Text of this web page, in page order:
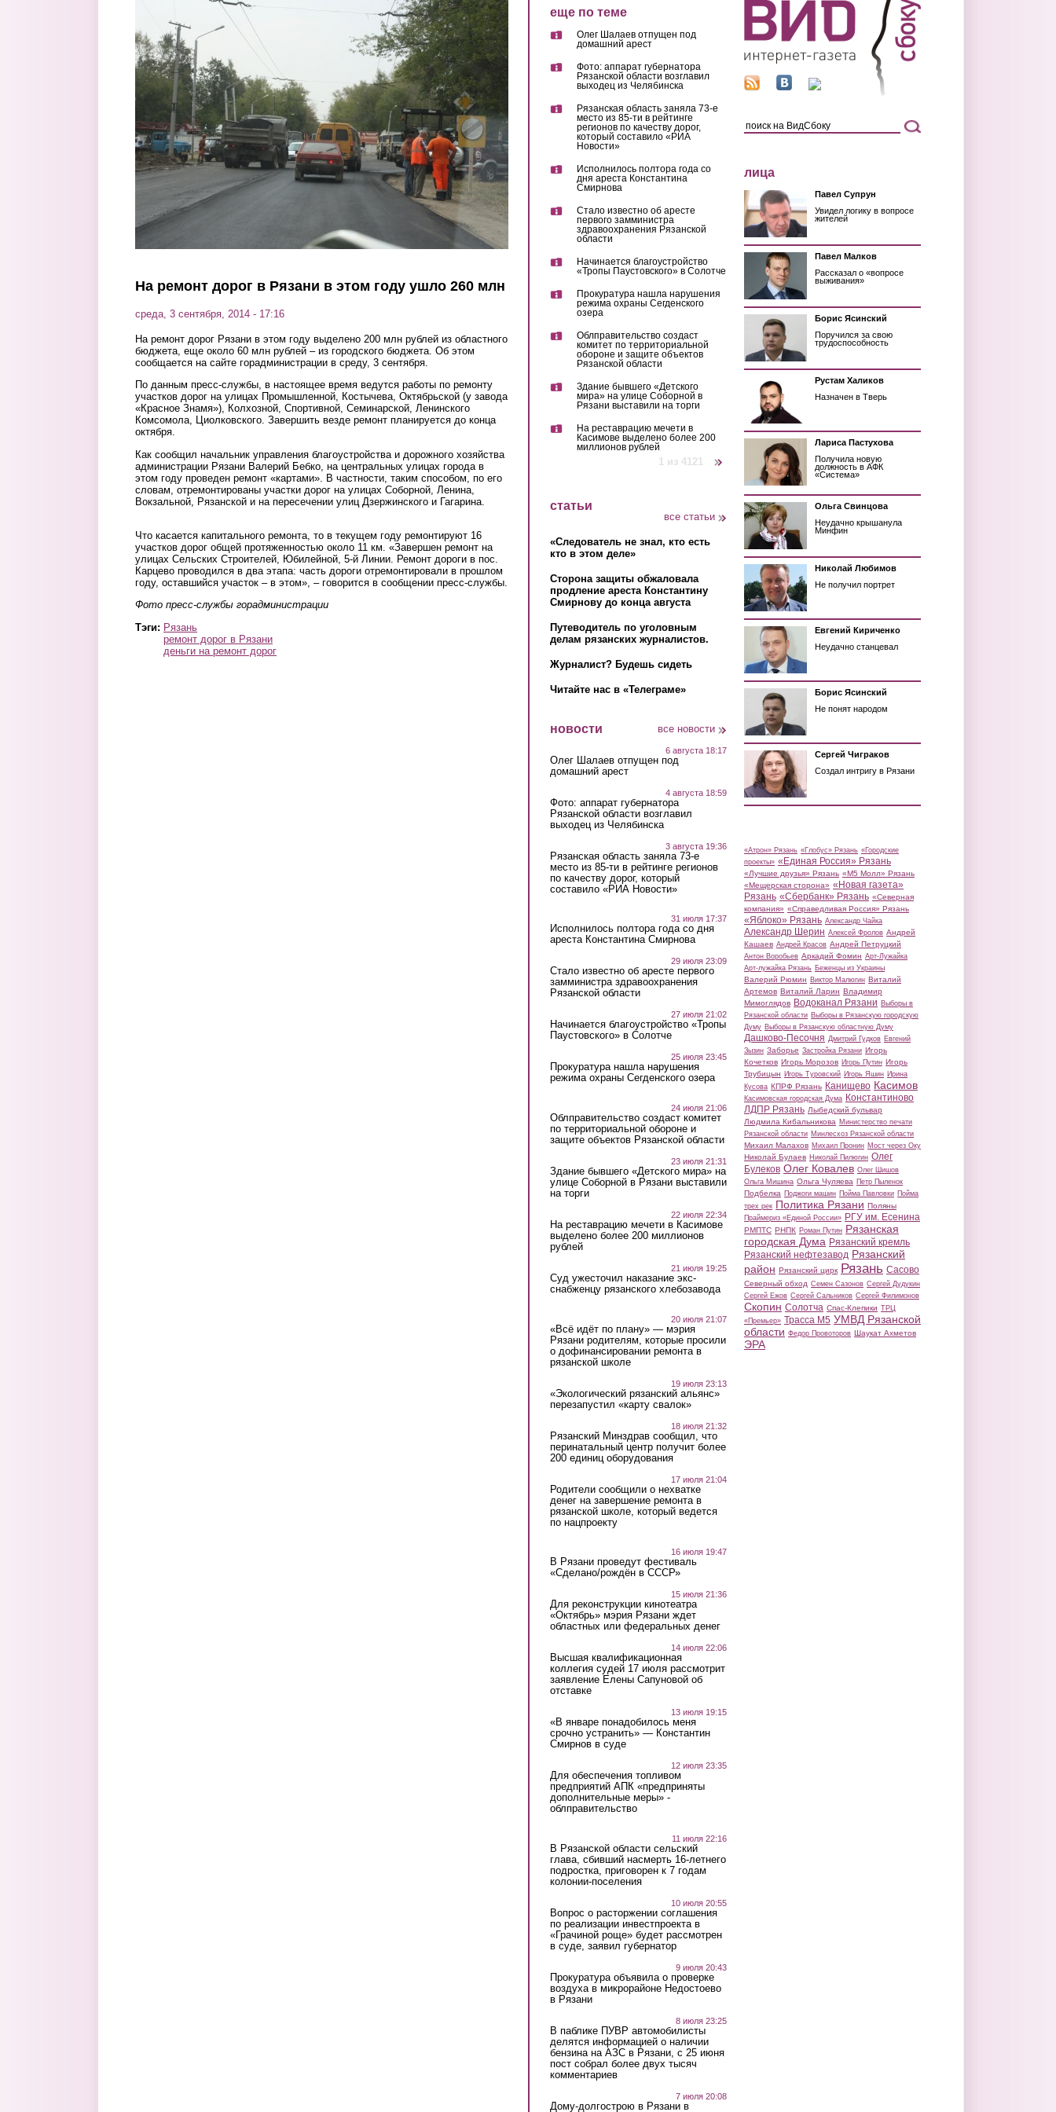
На ремонт дорог в Рязани в этом году ушло 260 млн
среда, 3 сентября, 2014 - 17:16
На ремонт дорог Рязани в этом году выделено 200 млн рублей из областного
бюджета, еще около 60 млн рублей – из городского бюджета. Об этом
сообщается на сайте горадминистрации в среду, 3 сентября.
По данным пресс-службы, в настоящее время ведутся работы по ремонту
участков дорог на улицах Промышленной, Костычева, Октябрьской (у завода
«Красное Знамя»), Колхозной, Спортивной, Семинарской, Ленинского
Комсомола, Циолковского. Завершить везде ремонт планируется до конца
октября.
Как сообщил начальник управления благоустройства и дорожного хозяйства
администрации Рязани Валерий Бебко, на центральных улицах города в
этом году проведен ремонт «картами». В частности, таким способом, по его
словам, отремонтированы участки дорог на улицах Соборной, Ленина,
Вокзальной, Рязанской и на пересечении улиц Дзержинского и Гагарина.
Что касается капитального ремонта, то в текущем году ремонтируют 16
участков дорог общей протяженностью около 11 км. «Завершен ремонт на
улицах Сельских Строителей, Юбилейной, 5-й Линии. Ремонт дороги в пос.
Карцево проводился в два этапа: часть дороги отремонтировали в прошлом
году, оставшийся участок – в этом», – говорится в сообщении пресс-службы.
Фото пресс-службы горадминистрации
Тэги: Рязань
ремонт дорог в Рязани
деньги на ремонт дорог
еще по теме
Олег Шалаев отпущен под
домашний арест
Фото: аппарат губернатора
Рязанской области возглавил
выходец из Челябинска
Рязанская область заняла 73-е
место из 85-ти в рейтинге
регионов по качеству дорог,
который составило «РИА
Новости»
Исполнилось полтора года со
дня ареста Константина
Смирнова
Стало известно об аресте
первого замминистра
здравоохранения Рязанской
области
Начинается благоустройство
«Тропы Паустовского» в Солотче
Прокуратура нашла нарушения
режима охраны Сегденского
озера
Облправительство создаст
комитет по территориальной
обороне и защите объектов
Рязанской области
Здание бывшего «Детского
мира» на улице Соборной в
Рязани выставили на торги
На реставрацию мечети в
Касимове выделено более 200
миллионов рублей
1 из 4121
статьи
все статьи
«Следователь не знал, кто есть
кто в этом деле»
Сторона защиты обжаловала
продление ареста Константину
Смирнову до конца августа
Путеводитель по уголовным
делам рязанских журналистов.
Журналист? Будешь сидеть
Читайте нас в «Телеграме»
новости все новости
6 августа 18:17
Олег Шалаев отпущен под
домашний арест
4 августа 18:59
Фото: аппарат губернатора
Рязанской области возглавил
выходец из Челябинска
3 августа 19:36
Рязанская область заняла 73-е
место из 85-ти в рейтинге регионов
по качеству дорог, который
составило «РИА Новости»
31 июля 17:37
Исполнилось полтора года со дня
ареста Константина Смирнова
29 июля 23:09
Стало известно об аресте первого
замминистра здравоохранения
Рязанской области
27 июля 21:02
Начинается благоустройство «Тропы
Паустовского» в Солотче
25 июля 23:45
Прокуратура нашла нарушения
режима охраны Сегденского озера
24 июля 21:06
Облправительство создаст комитет
по территориальной обороне и
защите объектов Рязанской области
23 июля 21:31
Здание бывшего «Детского мира» на
улице Соборной в Рязани выставили
на торги
22 июля 22:34
На реставрацию мечети в Касимове
выделено более 200 миллионов
рублей
21 июля 19:25
Суд ужесточил наказание экс-
снабженцу рязанского хлебозавода
20 июля 21:07
«Всё идёт по плану» — мэрия
Рязани родителям, которые просили
о дофинансировании ремонта в
рязанской школе
19 июля 23:13
«Экологический рязанский альянс»
перезапустил «карту свалок»
18 июля 21:32
Рязанский Минздрав сообщил, что
перинатальный центр получит более
200 единиц оборудования
17 июля 21:04
Родители сообщили о нехватке
денег на завершение ремонта в
рязанской школе, который ведется
по нацпроекту
16 июля 19:47
В Рязани проведут фестиваль
«Сделано/рождён в СССР»
15 июля 21:36
Для реконструкции кинотеатра
«Октябрь» мэрия Рязани ждет
областных или федеральных денег
14 июля 22:06
Высшая квалификационная
коллегия судей 17 июля рассмотрит
заявление Елены Сапуновой об
отставке
13 июля 19:15
«В январе понадобилось меня
срочно устранить» — Константин
Смирнов в суде
12 июля 23:35
Для обеспечения топливом
предприятий АПК «предприняты
дополнительные меры» -
облправительство
11 июля 22:16
В Рязанской области сельский
глава, сбивший насмерть 16-летнего
подростка, приговорен к 7 годам
колонии-поселения
10 июля 20:55
Вопрос о расторжении соглашения
по реализации инвестпроекта в
«Грачиной роще» будет рассмотрен
в суде, заявил губернатор
9 июля 20:43
Прокуратура объявила о проверке
воздуха в микрорайоне Недостоево
в Рязани
8 июля 23:25
В паблике ПУВР автомобилисты
делятся информацией о наличии
бензина на АЗС в Рязани, с 25 июня
пост собрал более двух тысяч
комментариев
7 июля 20:08
Дому-долгострою в Рязани в
лица
Павел Супрун
Увидел логику в вопросе
жителей
Павел Малков
Рассказал о «вопросе
выживания»
Борис Ясинский
Поручился за свою
трудоспособность
Рустам Халиков
Назначен в Тверь
Лариса Пастухова
Получила новую
должность в АФК
«Система»
Ольга Свинцова
Неудачно крышанула
Минфин
Николай Любимов
Не получил портрет
Евгений Кириченко
Неудачно станцевал
Борис Ясинский
Не понят народом
Сергей Чиграков
Создал интригу в Рязани
«Атрон» Рязань «Глобус» Рязань «Городские
проекты» «Единая Россия» Рязань
«Лучшие друзья» Рязань «М5 Молл» Рязань
«Мещерская сторона» «Новая газета»
Рязань «Сбербанк» Рязань «Северная
компания» «Справедливая Россия» Рязань
«Яблоко» Рязань Александр Чайка
Александр Шерин Алексей Фролов Андрей
Кашаев Андрей Красов Андрей Петруцкий
Антон Воробьев Аркадий Фомин Арт-Лужайка
Арт-лужайка Рязань Беженцы из Украины
Валерий Рюмин Виктор Малюгин Виталий
Артемов Виталий Ларин Владимир
Мимоглядов Водоканал Рязани Выборы в
Рязанской области Выборы в Рязанскую городскую
Думу Выборы в Рязанскую областную Думу
Дашково-Песочня Дмитрий Гудков Евгений
Зызин Заборье Застройка Рязани Игорь
Кочетков Игорь Морозов Игорь Путин Игорь
Трубицын Игорь Туровский Игорь Яшин Ирина
Кусова КПРФ Рязань Канищево Касимов
Касимовская городская Дума Константиново
ЛДПР Рязань Лыбедский бульвар
Людмила Кибальникова Министерство печати
Рязанской области Минлесхоз Рязанской области
Михаил Малахов Михаил Пронин Мост через Оку
Николай Булаев Николай Пилюгин Олег
Булеков Олег Ковалев Олег Шишов
Ольга Мишина Ольга Чуляева Петр Пыленок
Подбелка Поджоги машин Пойма Павловки Пойма
трех рек Политика Рязани Поляны
Праймериз «Единой России» РГУ им. Есенина
РМПТС РНПК Роман Путин Рязанская
городская Дума Рязанский кремль
Рязанский нефтезавод Рязанский
район Рязанский цирк Рязань Сасово
Северный обход Семен Сазонов Сергей Дудукин
Сергей Ежов Сергей Сальников Сергей Филимонов
Скопин Солотча Спас-Клепики ТРЦ
«Премьер» Трасса М5 УМВД Рязанской
области Федор Провоторов Шаукат Ахметов
ЭРА